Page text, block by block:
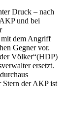
Druck – nach
und bei
mit dem Angriff
Gegner vor.
Völker“(HDP)
ersetzt.
der AKP ist